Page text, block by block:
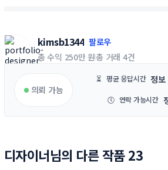
kimsb1344 팔로우
총 수익 250만 원총 거래 4건
의뢰 가능
⏳ 평균 응답시간 정보
🕔 연락 가능시간
디자이너님의 다른 작품 23